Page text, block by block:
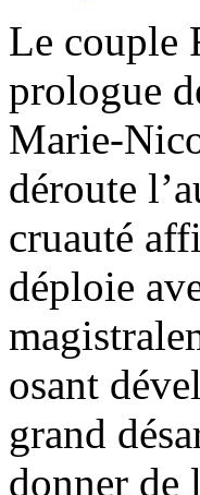
Le couple
prologue
Marie-
déroute
cruauté
déploie
osant
grand
donner de